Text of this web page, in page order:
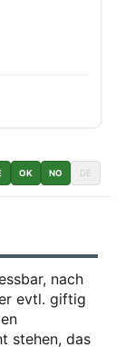
OK NO DE
nach
evtl. giftig
stehen, das